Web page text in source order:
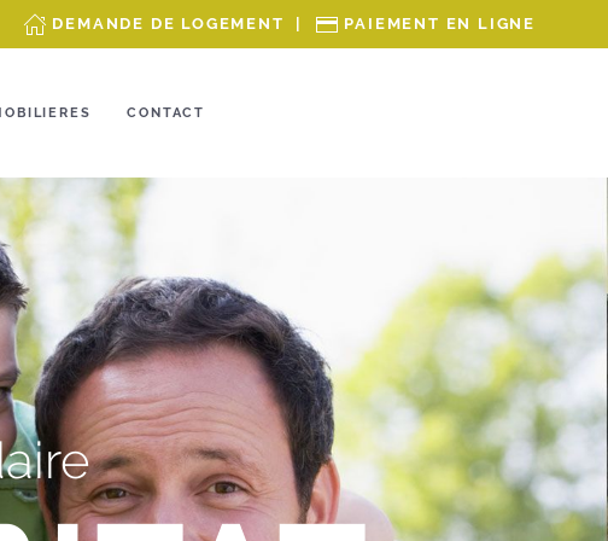
DEMANDE DE LOGEMENT PAIEMENT EN LIGNE
CONTACT